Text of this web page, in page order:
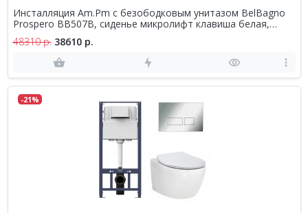
Инсталляция Am.Pm с безободковым унитазом BelBagno
Prospero BB507B, сиденье микролифт клавиша белая,
48310 р. 38610 р.
-21%